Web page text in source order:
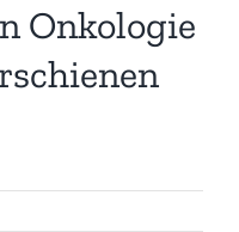
Onkologie